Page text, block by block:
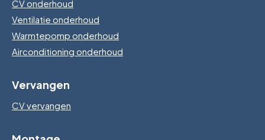
CV onderhoud
Ventilatie onderhoud
Warmtepomp onderhoud
Airconditioning onderhoud
Vervangen
CV vervangen